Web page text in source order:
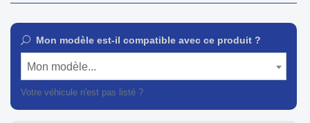
Mon modèle est-il compatible avec ce produit ?
Mon modèle...
Votre véhicule n'est pas listé ?